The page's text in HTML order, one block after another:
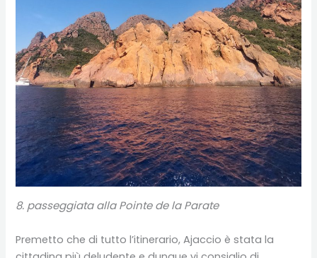
8. passeggiata alla Pointe de la Parate
Premetto che di tutto l’itinerario, Ajaccio è stata la